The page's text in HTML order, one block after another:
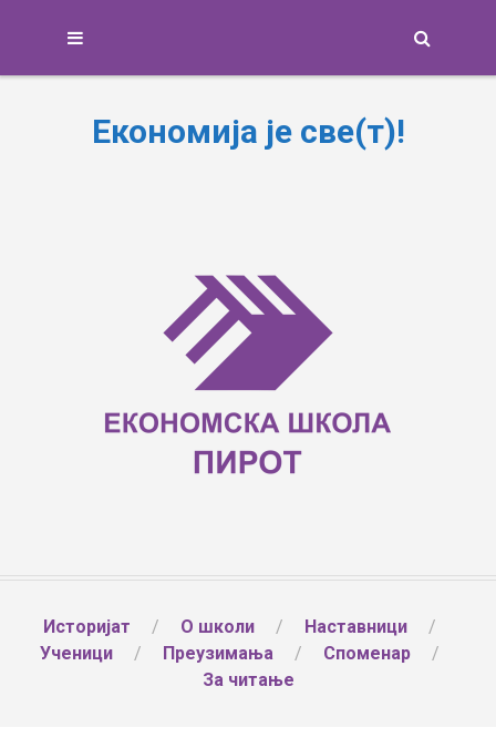
Економија је све(т)!
Историјат О школи
Наставници
Ученици
Преузимања
Споменар
За читање